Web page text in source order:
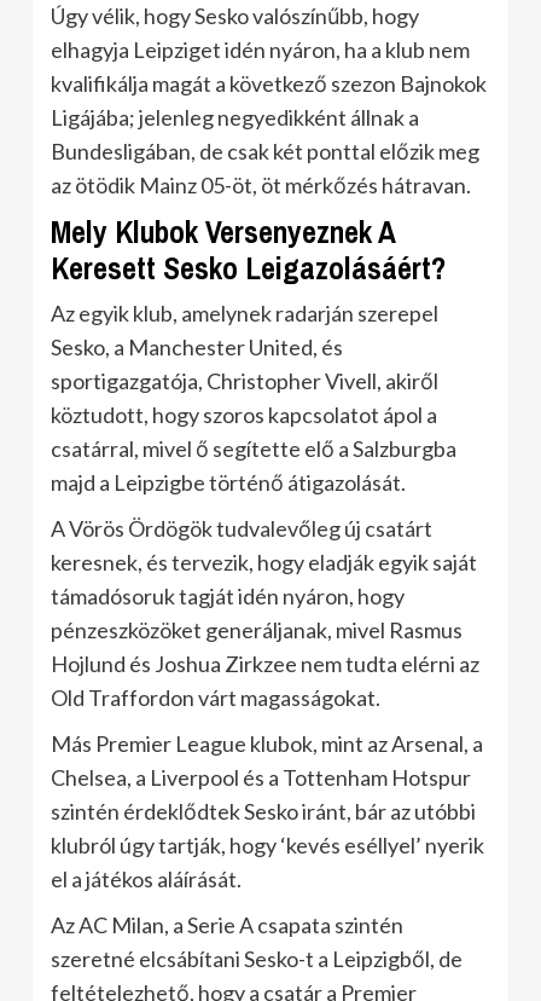
Úgy vélik, hogy Sesko valószínűbb, hogy
elhagyja Leipziget idén nyáron, ha a klub nem
kvalifikálja magát a következő szezon Bajnokok
Ligájába; jelenleg negyedikként állnak a
Bundesligában, de csak két ponttal előzik meg
az ötödik Mainz 05-öt, öt mérkőzés hátravan.
Mely Klubok Versenyeznek A
Keresett Sesko Leigazolásáért?
Az egyik klub, amelynek radarján szerepel
Sesko, a Manchester United, és
sportigazgatója, Christopher Vivell, akiről
köztudott, hogy szoros kapcsolatot ápol a
csatárral, mivel ő segítette elő a Salzburgba
majd a Leipzigbe történő átigazolását.
A Vörös Ördögök tudvalevőleg új csatárt
keresnek, és tervezik, hogy eladják egyik saját
támadósoruk tagját idén nyáron, hogy
pénzeszközöket generáljanak, mivel Rasmus
Hojlund és Joshua Zirkzee nem tudta elérni az
Old Traffordon várt magasságokat.
Más Premier League klubok, mint az Arsenal, a
Chelsea, a Liverpool és a Tottenham Hotspur
szintén érdeklődtek Sesko iránt, bár az utóbbi
klubról úgy tartják, hogy ‘kevés eséllyel’ nyerik
el a játékos aláírását.
Az AC Milan, a Serie A csapata szintén
szeretné elcsábítani Sesko-t a Leipzigből, de
feltételezhető, hogy a csatár a Premier